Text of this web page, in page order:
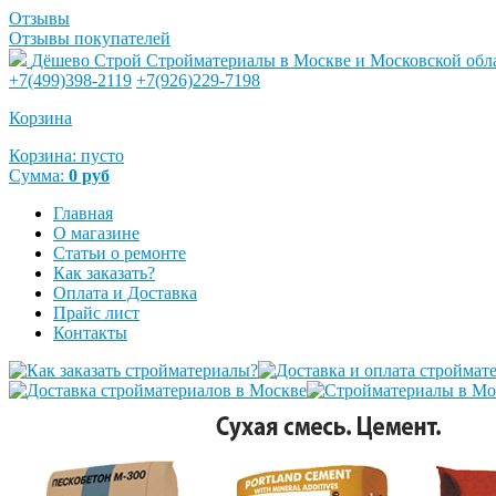
Отзывы
Отзывы покупателей
Дёшево Строй Стройматериалы в Москве и Московской
+7(499)398-2119 +7(926)229-7198
Корзина
Корзина: пусто
Сумма: 0 руб
Главная
О магазине
Статьи о ремонте
Как заказать?
Оплата и Доставка
Прайс лист
Контакты